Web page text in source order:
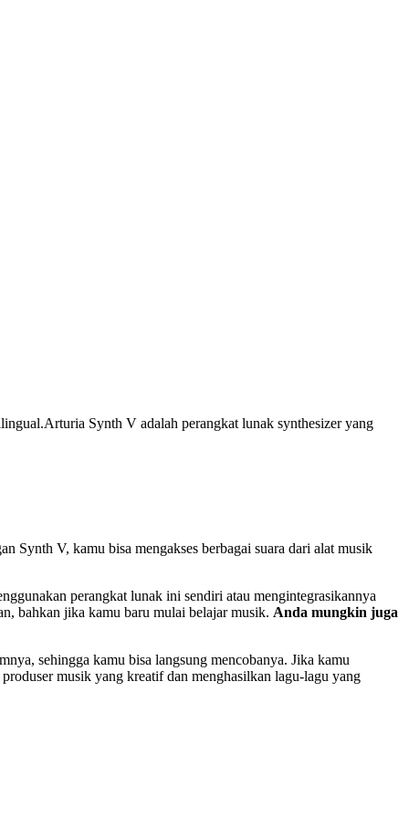
Synth V adalah perangkat lunak synthesizer yang
Synth V, kamu bisa mengakses berbagai suara dari alat musik
perangkat lunak ini sendiri atau mengintegrasikannya
bahkan jika kamu baru mulai belajar musik. Anda mungkin juga
sehingga kamu bisa langsung mencobanya. Jika kamu
musik yang kreatif dan menghasilkan lagu-lagu yang